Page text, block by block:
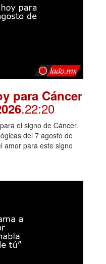
para Cáncer
.22:20
el signo de Cáncer.
del 7 agosto de
amor para este signo